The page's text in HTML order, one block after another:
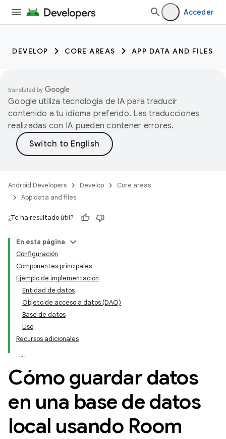
Acceder
DEVELOP CORE AREAS APP DATA AND FILES
Google utiliza tecnología de IA para traducir
contenido a tu idioma preferido. Las traducciones
realizadas con IA pueden contener errores.
Android Developers Develop
Core areas
App data and files
¿Te ha resultado útil?
En esta página
Configuración
Componentes principales
Ejemplo de implementación
Entidad de datos
Objeto de acceso a datos (DAO)
Base de datos
Uso
Recursos adicionales
Cómo guardar datos
en una base de datos
local usando Room